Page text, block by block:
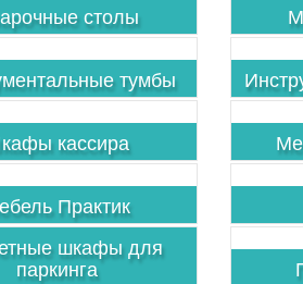
столы
тумбы
кассира
Практик
шкафы для
паркинга